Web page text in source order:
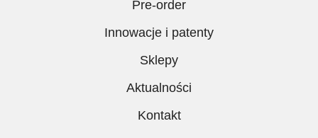
Pre-order
Innowacje i patenty
Sklepy
Aktualności
Kontakt